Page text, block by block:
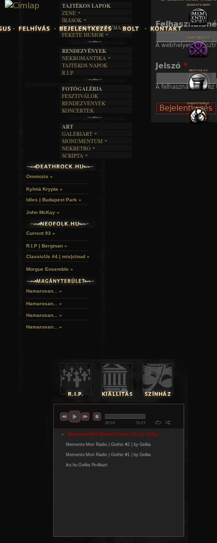
Jump to navigation
A webhelyen
Jelszó *
A felhasználónévhez
TAJTÉKOS LAPOK
ZENE
EGYÜTTESEK
INTERJÚK
FORDÍTÁSOK
DALSZÖVEGEK
ÍRÁSOK
IRODALOM
FILM
MŰVÉSZET
ÍRÁSTÖRTÉNET
BOSZORKÁNYKONYHA
FEKETE HUMOR
SZÖVEGES
RENDEZVÉNYEK
NEKROMANTIKA
AKTUÁLIS
A MÚLT
TAJTÉKOS NAPOK
R.I.P.
FOTÓGALÉRIA
FESZTIVÁLOK
RENDEZVÉNYEK
KONCERTEK
ART
GALERIART
ARTGALERI
KÉPREGÉNYEK
LAKÁSKULTS
MONUMENTUM
TEMETŐK
TEMPLOMOK
VÁRAK
NEKRETRO
SZUBKULT
FEKETE LYUK
SCRIPTA
NOVELLÁK
Omniozis »
Kylmä Krypta »
Idles | Budapest Park »
John McKay »
Current 93 »
R.I.P | Bergman »
ClassicUs #4 | mix|cloud »
Morgue Ensemble »
Hamarosan... »
Hamarosan... »
Hamarosan... »
Hamarosan... »